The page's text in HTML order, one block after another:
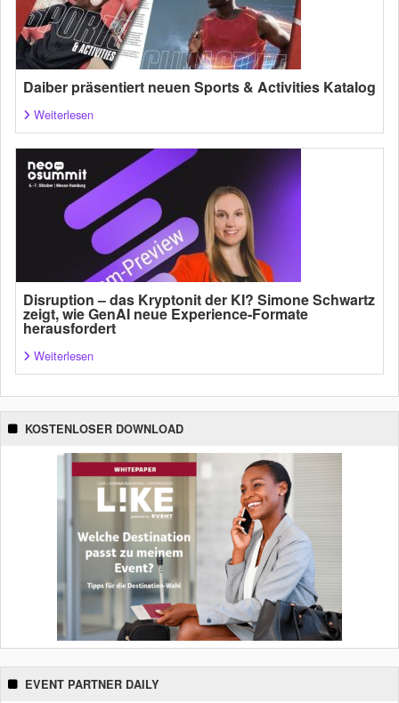
Daiber präsentiert neuen Sports & Activities Katalog
Weiterlesen
Disruption – das Kryptonit der KI? Simone Schwartz
zeigt, wie GenAI neue Experience-Formate
herausfordert
Weiterlesen
KOSTENLOSER DOWNLOAD
EVENT PARTNER DAILY